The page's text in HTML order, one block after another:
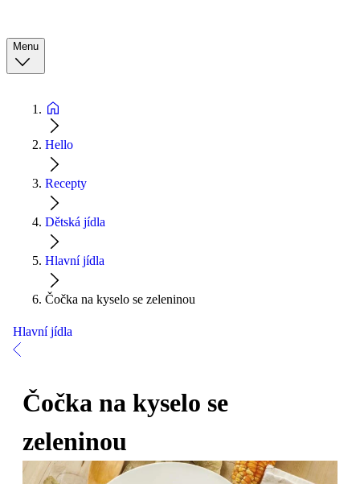
Menu
Hello
Recepty
Dětská jídla
Hlavní jídla
Čočka na kyselo se zeleninou
Hlavní jídla
Čočka na kyselo se
zeleninou